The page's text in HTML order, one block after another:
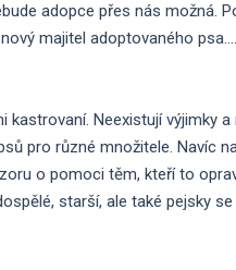
adopce přes nás možná.
majitel adoptovaného psa….
Neexistují výjimky a
pro různé množitele. Navíc
o pomoci těm, kteří to
starší, ale také pejsky se